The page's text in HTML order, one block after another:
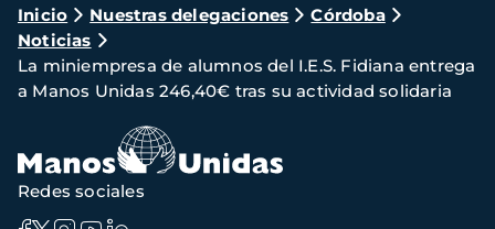
Ruta
de
navegación
Inicio Nuestras delegaciones
Córdoba
Noticias
La miniempresa de alumnos del I.E.S. Fidiana entrega
a Manos Unidas 246,40€ tras su actividad solidaria
Redes sociales